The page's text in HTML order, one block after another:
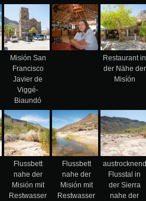
Misión San
Francisco
Javier de
Viggé-
Biaundó
Restaurant in
der Nähe der
Misíón
Flussbett
nahe der
Misión mit
Restwasser
Flussbett
nahe der
Misión mit
Restwasser
Flusstal in
der Sierra
nahe der